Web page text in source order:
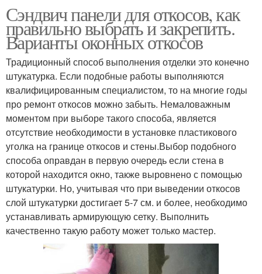
Сэндвич панели для откосов, как
правильно выбрать и закрепить.
Варианты оконных откосов
Традиционный способ выполнения отделки это конечно
штукатурка. Если подобные работы выполняются
квалифицированным специалистом, то на многие годы
про ремонт откосов можно забыть. Немаловажным
моментом при выборе такого способа, является
отсутствие необходимости в установке пластикового
уголка на границе откосов и стены.Выбор подобного
способа оправдан в первую очередь если стена в
которой находится окно, также выровнено с помощью
штукатурки. Но, учитывая что при выведении откосов
слой штукатурки достигает 5-7 см. и более, необходимо
устанавливать армирующую сетку. Выполнить
качественно такую работу может только мастер.